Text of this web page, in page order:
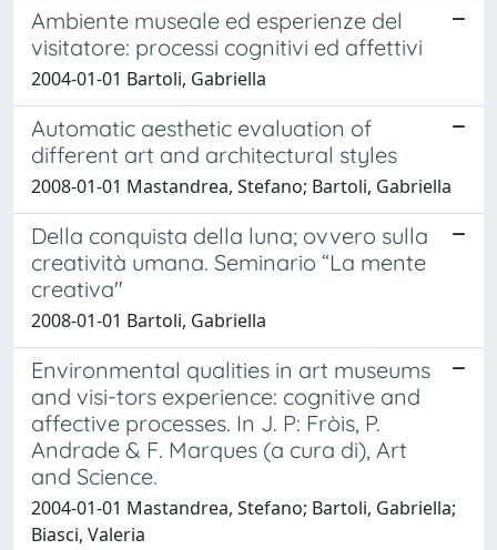
Ambiente museale ed esperienze del
visitatore: processi cognitivi ed affettivi
2004-01-01 Bartoli, Gabriella
Automatic aesthetic evaluation of
different art and architectural styles
2008-01-01 Mastandrea, Stefano; Bartoli, Gabriella
Della conquista della luna; ovvero sulla
creatività umana. Seminario “La mente
creativa"
2008-01-01 Bartoli, Gabriella
Environmental qualities in art museums
and visi-tors experience: cognitive and
affective processes. In J. P: Fròis, P.
Andrade & F. Marques (a cura di), Art
and Science.
2004-01-01 Mastandrea, Stefano; Bartoli, Gabriella;
Biasci, Valeria